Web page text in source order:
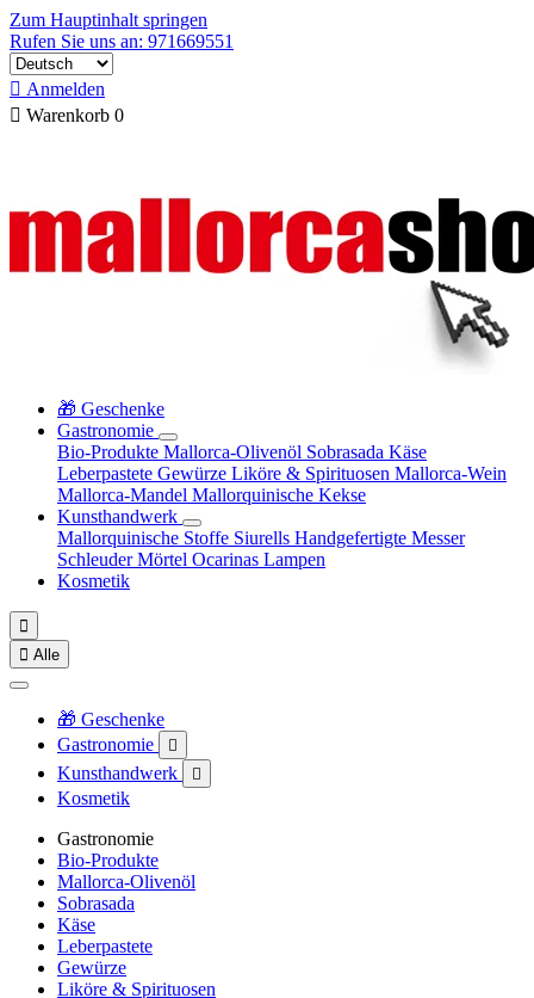
Zum Hauptinhalt springen
Rufen Sie uns an: 971669551
 Anmelden
 Warenkorb 0
🎁 Geschenke
Gastronomie
Bio-Produkte Mallorca-Olivenöl Sobrasada Käse
Leberpastete Gewürze Liköre & Spirituosen Mallorca-Wein
Mallorca-Mandel Mallorquinische Kekse
Kunsthandwerk
Mallorquinische Stoffe Siurells Handgefertigte Messer
SchleuderMörtel Ocarinas Lampen
Kosmetik

 Alle
🎁 Geschenke
Gastronomie

Kunsthandwerk 
Kosmetik
Gastronomie
Bio-Produkte
Mallorca-Olivenöl
Sobrasada
Käse
Leberpastete
Gewürze
Liköre & Spirituosen